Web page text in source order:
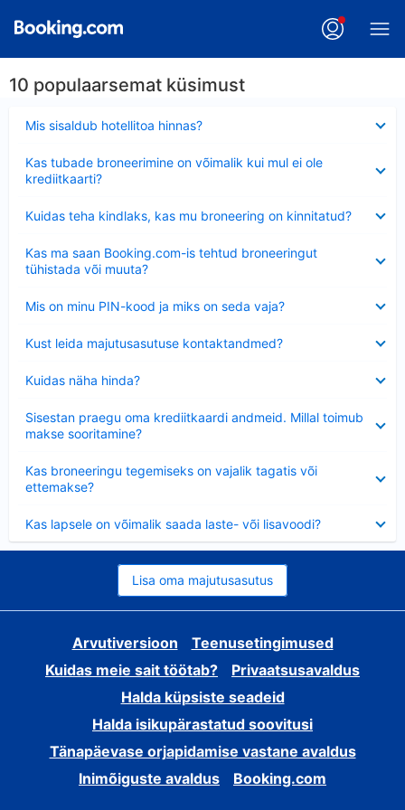
10 populaarsemat küsimust
Mis sisaldub hotellitoa hinnas?
Kas tubade broneerimine on võimalik kui mul ei ole
krediitkaarti?
Kuidas teha kindlaks, kas mu broneering on kinnitatud?
Kas ma saan Booking.com-is tehtud broneeringut
tühistada või muuta?
Mis on minu PIN-kood ja miks on seda vaja?
Kust leida majutusasutuse kontaktandmed?
Kuidas näha hinda?
Sisestan praegu oma krediitkaardi andmeid. Millal toimub
makse sooritamine?
Kas broneeringu tegemiseks on vajalik tagatis või
ettemakse?
Kas lapsele on võimalik saada laste- või lisavoodi?
Lisa oma majutusasutus
Arvutiversioon
Teenusetingimused
Kuidas meie sait töötab?
Privaatsusavaldus
Halda küpsiste seadeid
Halda isikupärastatud soovitusi
Tänapäevase orjapidamise vastane avaldus
Inimõiguste avaldus
Booking.com